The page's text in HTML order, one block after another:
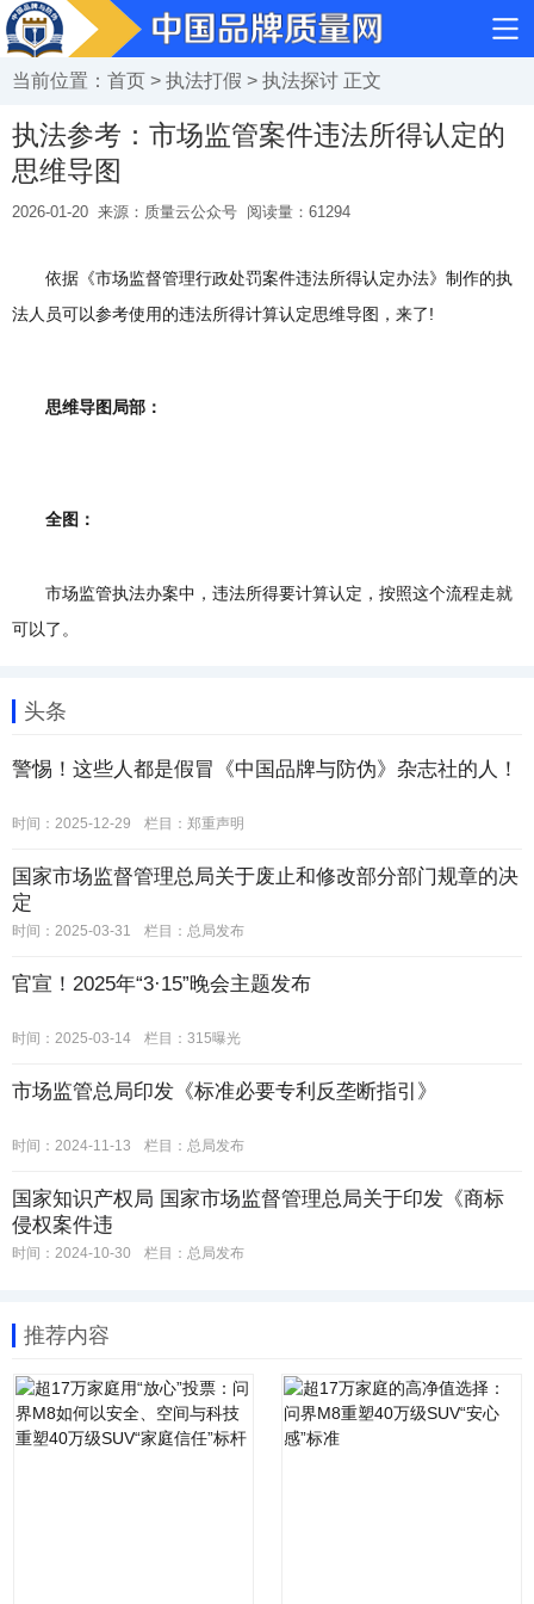
当前位置： 首页 > 执法打假 > 执法探讨 正文
执法参考：市场监管案件违法所得认定的
思维导图
2026-01-20 来源：质量云公众号 阅读量： 61294
依据《市场监督管理行政处罚案件违法所得认定办法》制作的执
法人员可以参考使用的违法所得计算认定思维导图，来了!
思维导图局部：
全图：
市场监管执法办案中，违法所得要计算认定，按照这个流程走就
可以了。
头条
警惕！这些人都是假冒《中国品牌与防伪》杂志社的人！
时间：2025-12-29 栏目： 郑重声明
国家市场监督管理总局关于废止和修改部分部门规章的决
定
时间：2025-03-31 栏目： 总局发布
官宣！2025年“3·15”晚会主题发布
时间：2025-03-14 栏目： 315曝光
市场监管总局印发《标准必要专利反垄断指引》
时间：2024-11-13 栏目： 总局发布
国家知识产权局 国家市场监督管理总局关于印发《商标
侵权案件违
时间：2024-10-30 栏目： 总局发布
推荐内容